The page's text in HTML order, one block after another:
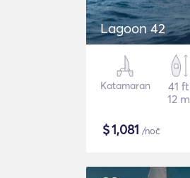
Lagoon 42
Katamaran
41 ft
12 m
$1,081 /noč